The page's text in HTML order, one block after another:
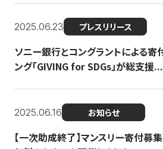
2025.06.23 プレスリリース
ソニー銀行とコングラントによる寄
ング「GIVING for SDGs」が総支援...
2025.06.16 お知らせ
【一次助成終了】マンスリー寄付募